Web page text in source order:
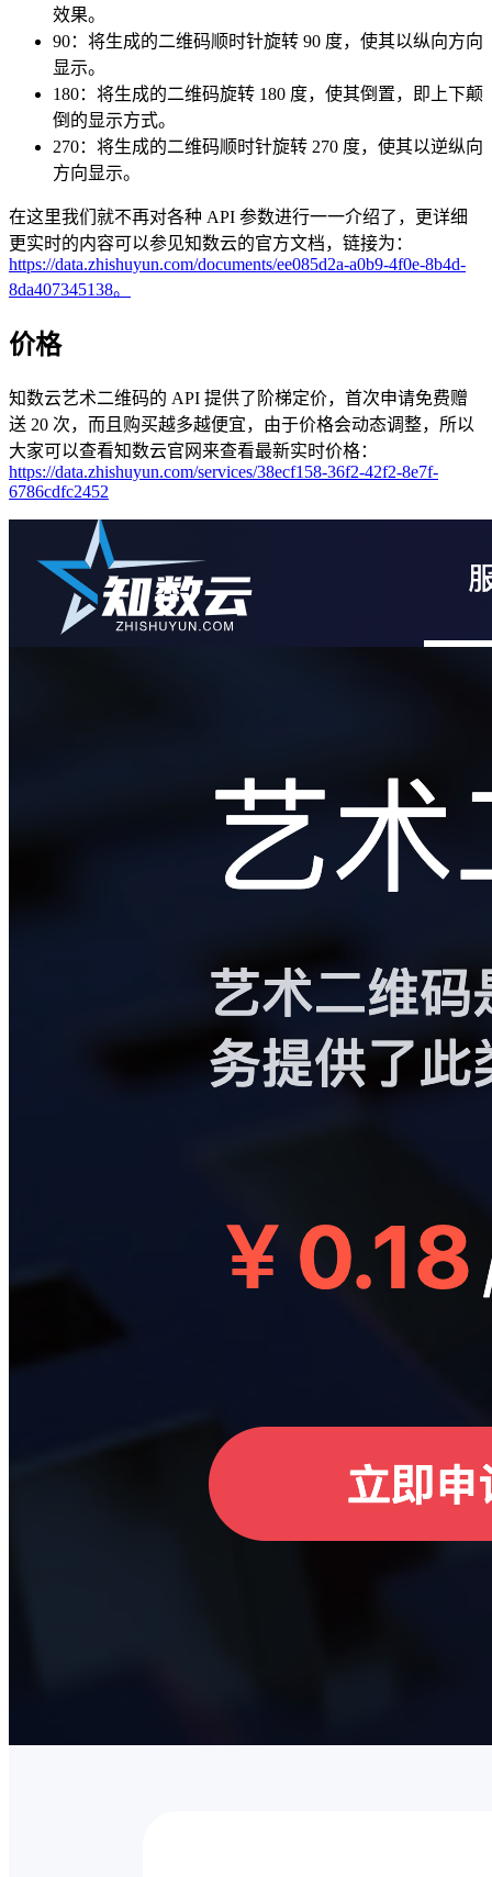
效果。
90：将生成的二维码顺时针旋转 90 度，使其以纵向方向
显示。
180：将生成的二维码旋转 180 度，使其倒置，即上下颠
倒的显示方式。
270：将生成的二维码顺时针旋转 270 度，使其以逆纵向
方向显示。
在这里我们就不再对各种 API 参数进行一一介绍了，更详细
更实时的内容可以参见知数云的官方文档，链接为：
https://data.zhishuyun.com/documents/ee085d2a-a0b9-4f0e-8b4d-
8da407345138。
价格
知数云艺术二维码的 API 提供了阶梯定价，首次申请免费赠
送 20 次，而且购买越多越便宜，由于价格会动态调整，所以
大家可以查看知数云官网来查看最新实时价格：
https://data.zhishuyun.com/services/38ecf158-36f2-42f2-8e7f-
6786cdfc2452